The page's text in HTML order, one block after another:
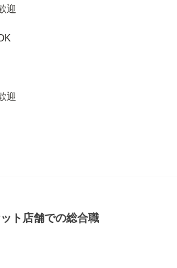
迎
迎
ト店舗での総合職